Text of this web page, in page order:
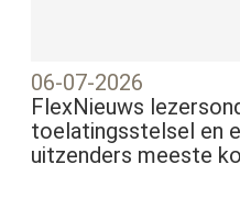
06-07-2026
FlexNieuws
toelatingsstelsel en
uitzenders meeste